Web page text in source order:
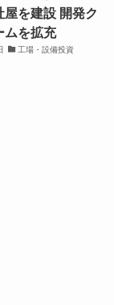
屋を建設 開発ク
ムを拡充
工場・設備投資